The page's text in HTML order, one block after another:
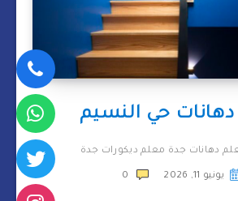
حي النسيم
دهانات جدة معلم ديكورات جدة
يونيو 11, 2026 0